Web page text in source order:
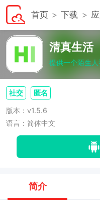
首页 下载
清真生活
提供一个陌生人
社交 匿名
版本：v1.5.6
语言：简体中文
简介